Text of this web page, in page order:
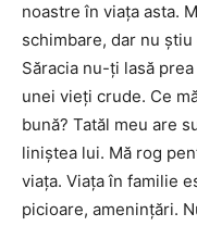
noastre în viaţa asta.
schimbare, dar nu
Săracia nu-ţi lasă
unei vieţi crude. Ce
bună? Tatăl meu are
liniştea lui. Mă rog
viaţa. Viaţa în familie
picioare, ameninţări.